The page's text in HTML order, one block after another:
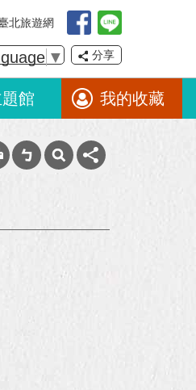
北旅遊網
▼ 分享
館 我的收藏